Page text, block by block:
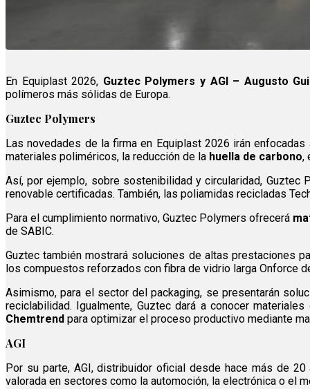
En Equiplast 2026, Guztec Polymers y AGI – Augusto
polímeros más sólidas de Europa.
Guztec Polymers
Las novedades de la firma en Equiplast 2026 irán
materiales poliméricos, la reducción de la huella de carbono,
Así, por ejemplo, sobre sostenibilidad y circularidad,
renovable certificadas. También, las poliamidas recicladas
Para el cumplimiento normativo, Guztec Polymers ofrecerá
de SABIC.
Guztec también mostrará soluciones de altas prestaciones
los compuestos reforzados con fibra de vidrio larga Onforce
Asimismo, para el sector del packaging, se presentarán
reciclabilidad. Igualmente, Guztec dará a conocer
Chemtrend para optimizar el proceso productivo mediante
AGI
Por su parte, AGI, distribuidor oficial desde hace más de
valorada en sectores como la automoción, la electrónica o el